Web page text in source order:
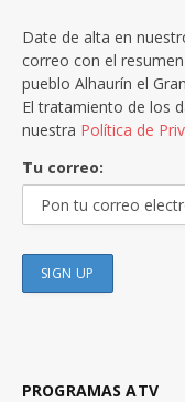
Date de alta en
correo con el
pueblo Alhaurín el
El tratamiento de los
nuestra Política de
Tu correo:
PROGRAMAS ATV